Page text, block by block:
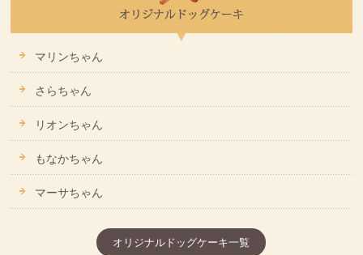
マリンちゃん
さらちゃん
リオンちゃん
もなかちゃん
マーサちゃん
オリジナルドッグケーキ一覧